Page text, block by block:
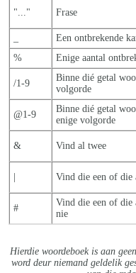
"..." Frase
Een ontbrekende
%
Enige aantal
/1-9
Binne dié getal
volgorde
@1-9
Binne dié getal
enige volgorde
& Vind al twee
Vind die een of die
#
Vind die een of die
nie
Hierdie woordeboek is aan
word deur niemand geldelik